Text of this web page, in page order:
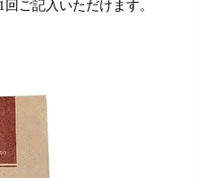
ご記入いただけます。